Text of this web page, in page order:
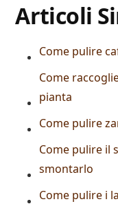
Articoli
Come pulire
Come
pianta
Come pulire
Come pulire il
smontarlo
Come pulire i